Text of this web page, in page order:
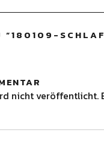
“180109-
nicht veröffentlicht.